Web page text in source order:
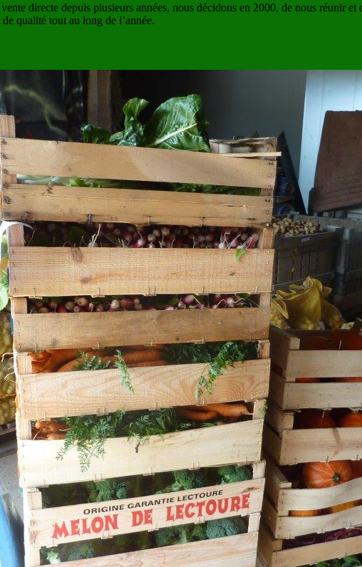
directe depuis plusieurs années, nous décidons en 2000, de nous réunir
qualité tout au long de l’année.